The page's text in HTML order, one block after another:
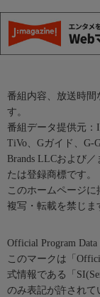
番組内容、放送時間
す。
番組データ提供元：
TiVo、Gガイド、G-
Brands LLCおよび
たは登録商標です。
このホームページ
複写・転載を禁じま
Official Program
このマークは「
式情報である「
のみ表記が許されて